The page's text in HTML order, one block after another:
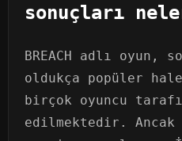
sonuçları
BREACH adlı oyun,
oldukça popüler
birçok oyuncu
edilmektedir.